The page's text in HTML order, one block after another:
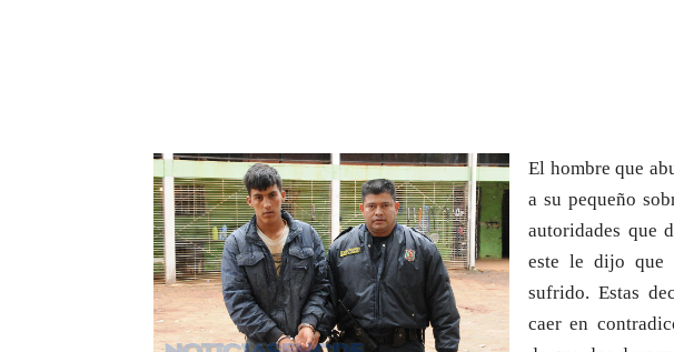
El hombre que
a su pequeño
autoridades que
este le dijo que
sufrido. Estas
caer en